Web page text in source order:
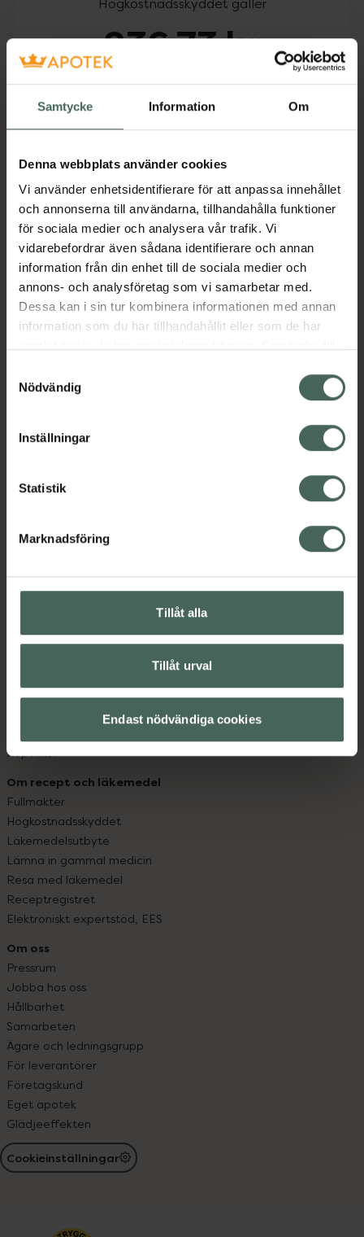
Samtycke Information Om
Denna webbplats använder cookies
Vi använder enhetsidentifierare för att anpassa innehållet
och annonserna till användarna, tillhandahålla funktioner
för sociala medier och analysera vår trafik. Vi
vidarebefordrar även sådana identifierare och annan
information från din enhet till de sociala medier och
annons- och analysföretag som vi samarbetar med.
Dessa kan i sin tur kombinera informationen med annan
information som du har tillhandahållit eller som de har
återkalla ditt samtycke via webbplatsens
cookieinställningar. Ett återkallat samtycke påverkar inte
lagligheten av behandling som skett innan återkallelsen.
Nödvändig
Inställningar
Statistik
Marknadsföring
Tillåt alla
Tillåt urval
Endast nödvändiga cookies
236,73 kr
Aktuella erbjudanden
Beskrivning
Läs alltid bipacksedeln innan
användning.
Kronans Apotek finns här för dig. Du hittar oss från Skåne i
syd till Lappland i norr, och online i mobilen och på
datorn. Oavsett vem du är så är det vårt uppdrag att
med oss.
Kundservice
Kontakta oss
Hitta apotek
Leverans, betalning och retur
Sajtens tillgänglighet
Köpvillkor
Om recept och läkemedel
Fullmakter
Högkostnadsskyddet
Läkemedelsutbyte
Lämna in gammal medicin
Resa med läkemedel
Receptregistret
Elektroniskt expertstöd, EES
Om oss
Pressrum
Jobba hos oss
Hållbarhet
Samarbeten
Ägare och ledningsgrupp
För leverantörer
Företagskund
Eget apotek
Glädjeeffekten
Cookieinställningar